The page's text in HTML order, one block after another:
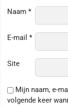
Naam *
E-mail *
Site
Mijn naam, e-
volgende keer